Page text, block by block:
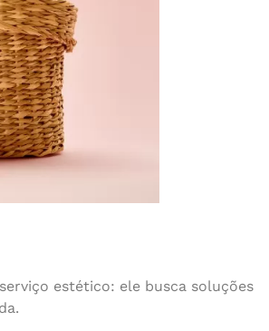
estético: ele busca soluções